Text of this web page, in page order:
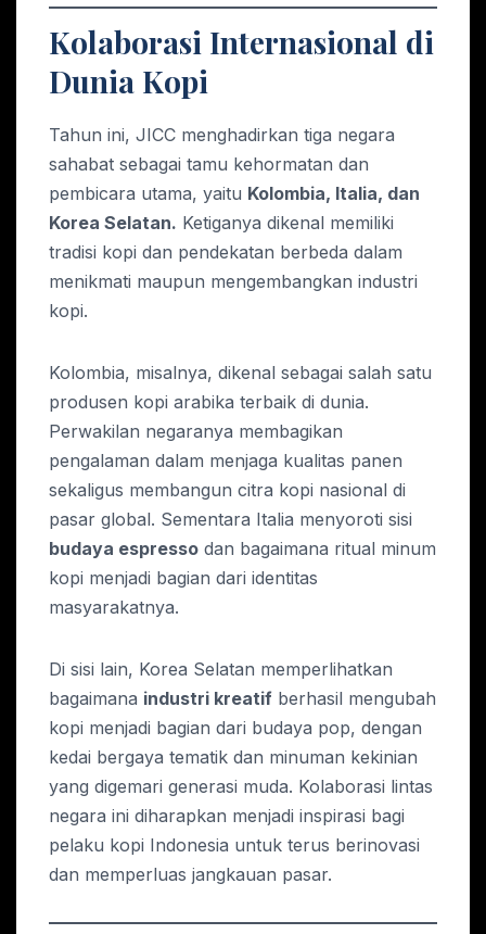
Kolaborasi Internasional di
Dunia Kopi
Tahun ini, JICC menghadirkan tiga negara
sahabat sebagai tamu kehormatan dan
pembicara utama, yaitu Kolombia, Italia, dan
Korea Selatan. Ketiganya dikenal memiliki
tradisi kopi dan pendekatan berbeda dalam
menikmati maupun mengembangkan industri
kopi.
Kolombia, misalnya, dikenal sebagai salah satu
produsen kopi arabika terbaik di dunia.
Perwakilan negaranya membagikan
pengalaman dalam menjaga kualitas panen
sekaligus membangun citra kopi nasional di
pasar global. Sementara Italia menyoroti sisi
budaya espresso dan bagaimana ritual minum
kopi menjadi bagian dari identitas
masyarakatnya.
Di sisi lain, Korea Selatan memperlihatkan
bagaimana industri kreatif berhasil mengubah
kopi menjadi bagian dari budaya pop, dengan
kedai bergaya tematik dan minuman kekinian
yang digemari generasi muda. Kolaborasi lintas
negara ini diharapkan menjadi inspirasi bagi
pelaku kopi Indonesia untuk terus berinovasi
dan memperluas jangkauan pasar.